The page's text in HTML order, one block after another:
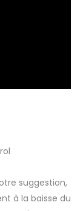
suggestion,
à la baisse du